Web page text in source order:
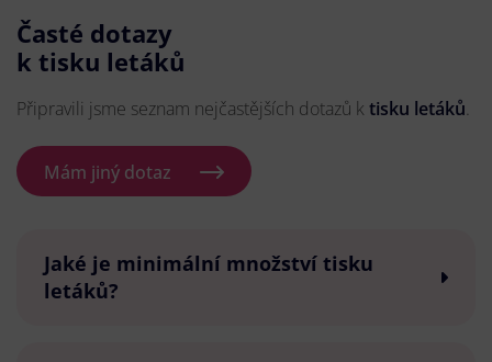
Časté dotazy
k tisku letáků
Připravili jsme seznam nejčastějších dotazů k tisku letáků.
Mám jiný dotaz
Jaké je minimální množství tisku
letáků?